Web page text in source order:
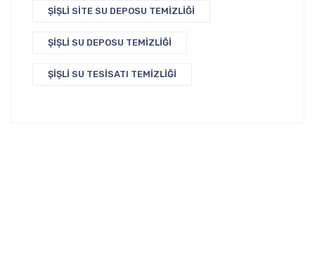
ŞIŞLI SITE SU DEPOSU TEMIZLIĞI
ŞIŞLI SU DEPOSU TEMIZLIĞI
ŞIŞLI SU TESISATI TEMIZLIĞI